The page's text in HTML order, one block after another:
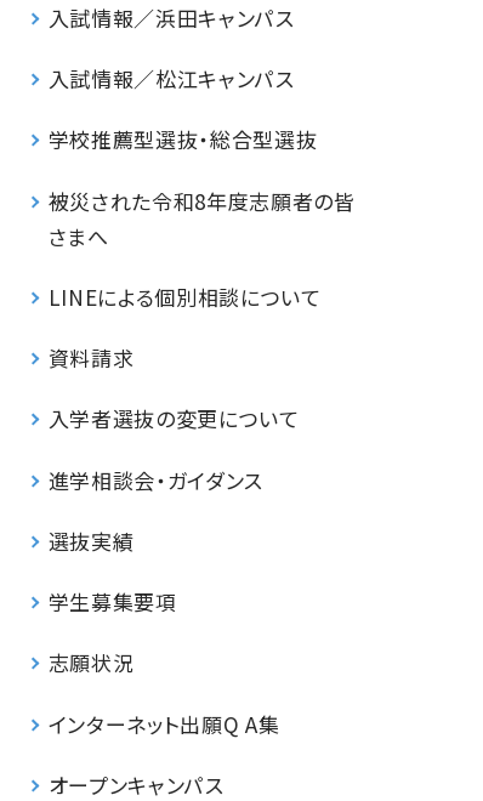
入試情報／浜田キャンパス
入試情報／松江キャンパス
学校推薦型選抜・総合型選抜
被災された令和8年度志願者の皆
さまへ
LINEによる個別相談について
資料請求
入学者選抜の変更について
進学相談会・ガイダンス
選抜実績
学生募集要項
志願状況
インターネット出願Q A集
オープンキャンパス